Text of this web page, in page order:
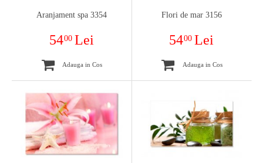
Aranjament spa 3354
5400 Lei
Adauga in Cos
Flori de mar 3156
5400Lei
Adauga in Cos